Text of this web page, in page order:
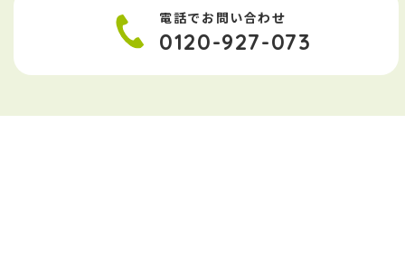
電話でお問い合わせ
0120-927-073